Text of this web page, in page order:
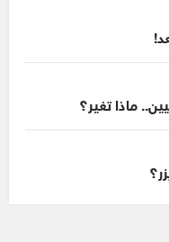
ماذا تغير؟